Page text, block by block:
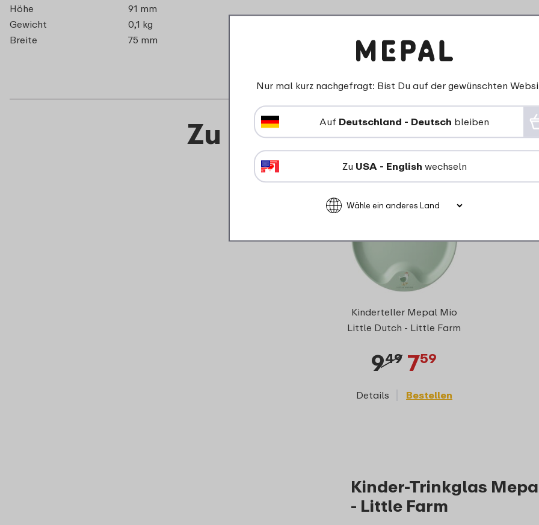
Höhe
91 mm
Gewicht
0,1 kg
Breite
75 mm
Zu diesem Produkt
Kinderteller Mepal Mio
Little Dutch - Little Farm
949 759
Details Bestellen
Kinder-Trinkglas
- Little Farm
Nur mal kurz nachgefragt: Bist Du auf der gewünschten
Auf Deutschland - Deutsch bleiben
Zu USA - English wechseln